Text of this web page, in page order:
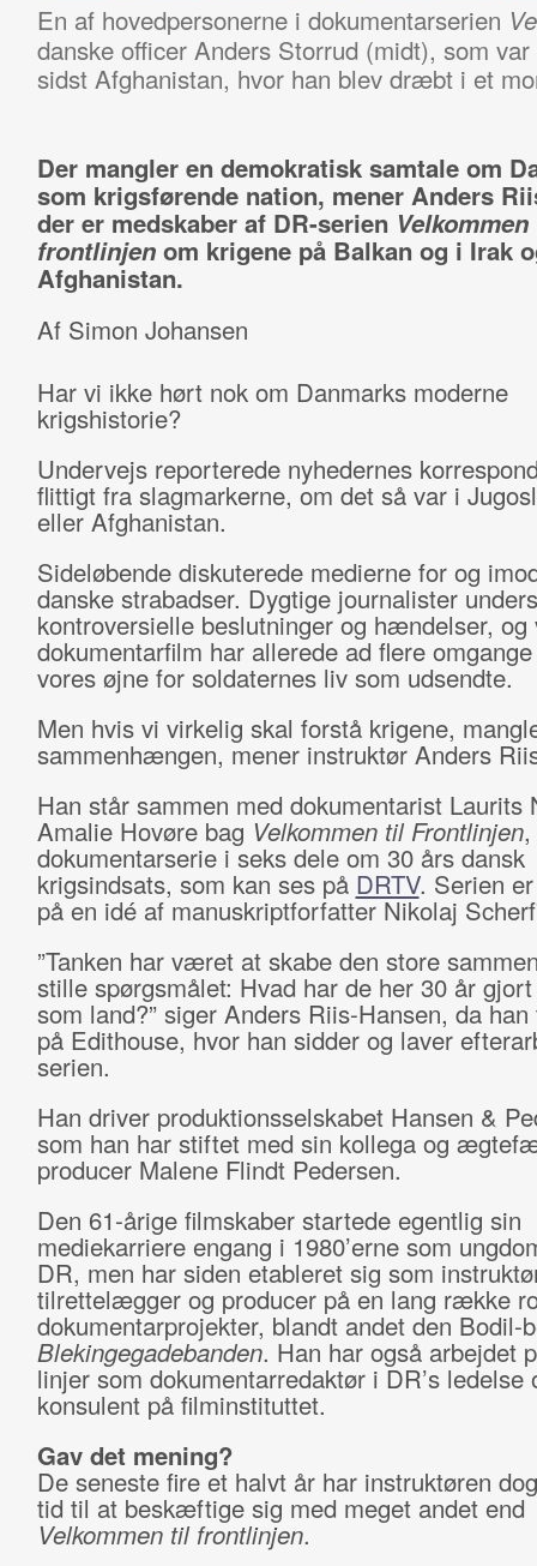
En af hovedpersonerne i dokumentarserien
danske officer Anders Storrud (midt), som
sidst Afghanistan, hvor han blev dræbt i et
Der mangler en demokratisk samtale om
som krigsførende nation, mener Anders
der er medskaber af DR-serien
frontlinjenom krigene på Balkan og i Irak
Afghanistan.
Af Simon Johansen
Har vi ikke hørt nok om Danmarks moderne
krigshistorie?
Undervejs reporterede nyhedernes
flittigt fra slagmarkerne, om det så var i
eller Afghanistan.
Sideløbende diskuterede medierne for og
danske strabadser. Dygtige journalister
kontroversielle beslutninger og hændelser, og
dokumentarfilm har allerede ad flere
vores øjne for soldaternes liv som udsendte.
Men hvis vi virkelig skal forstå krigene,
sammenhængen, mener instruktør Anders
Han står sammen med dokumentarist Laurits
Amalie Hovøre bag Velkommen til Frontlinjen,
dokumentarserie i seks dele om 30 års dansk
krigsindsats, som kan ses på DRTV. Serien
på en idé af manuskriptforfatter Nikolaj
”Tanken har været at skabe den store
stille spørgsmålet: Hvad har de her 30 år
som land?” siger Anders Riis-Hansen, da
på Edithouse, hvor han sidder og laver
serien.
Han driver produktionsselskabet Hansen &
som han har stiftet med sin kollega og
producer Malene Flindt Pedersen.
Den 61-årige filmskaber startede egentlig sin
mediekarriere engang i 1980’erne som
DR, men har siden etableret sig som
tilrettelægger og producer på en lang række
dokumentarprojekter, blandt andet den Bodil-
Blekingegadebanden. Han har også arbejdet
linjer som dokumentarredaktør i DR’s ledelse
konsulent på filminstituttet.
Gav det mening?
De seneste fire et halvt år har instruktøren
tid til at beskæftige sig med meget andet end
Velkommen til frontlinjen.